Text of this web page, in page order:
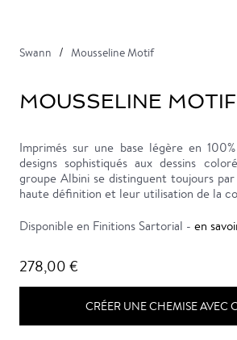
Swann Mousseline Motif
MOUSSELINE MOTIF
Imprimés sur une base légère en
designs sophistiqués aux dessins
groupe Albini se distinguent toujours
haute définition et leur utilisation de la
Disponible en Finitions Sartorial - en
278,00 €
CRÉER UNE CHEMISE AVEC